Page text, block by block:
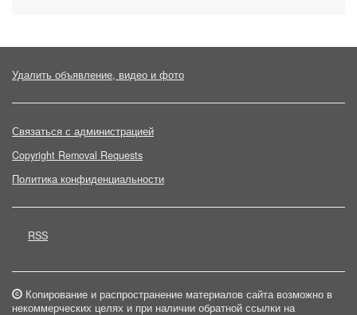
Удалить объявление, видео и фото
Связаться с администрацией
Copyright Removal Requests
Политика конфиденциальности
RSS
Копирование и распространение материалов сайта возможно в
некоммерческих целях и при наличии обратной ссылки на